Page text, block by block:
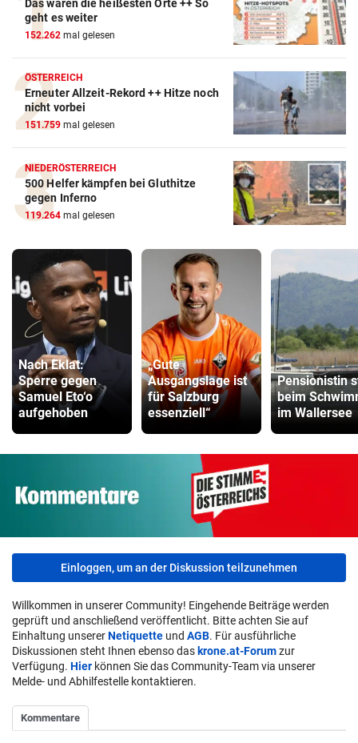
Das waren die heißesten Orte ++ So
geht es weiter
152.262 mal gelesen
ÖSTERREICH
Erneuter Allzeit-Rekord ++ Hitze noch
nicht vorbei
151.759 mal gelesen
NIEDERÖSTERREICH
500 Helfer kämpfen bei Gluthitze
gegen Inferno
119.264 mal gelesen
Nach Eklat:
Sperre gegen
Samuel Eto‘o
aufgehoben
„Gute
Ausgangslage ist
für Salzburg
essenziell“
Pensionistin
beim
im Wallersee
Einloggen, um an der Diskussion teilzunehmen
Willkommen in unserer Community! Eingehende Beiträge werden
geprüft und anschließend veröffentlicht. Bitte achten Sie auf
Einhaltung unsererNetiquette und AGB. Für ausführliche
Diskussionen steht Ihnen ebenso das krone.at-Forumzur
Verfügung. Hier können Sie das Community-Team via unserer
Melde- und Abhilfestelle kontaktieren.